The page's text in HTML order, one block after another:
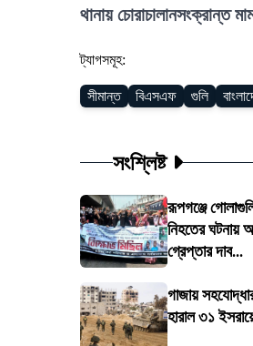
থানায় চোরাচালানসংক্রান্ত
ট্যাগসমূহ:
সীমান্ত বিএসএফ গুলি
সংশ্লিষ্ট
রূপগঞ্জে
নিহতের ঘটনায়
গ্রেপ্তার দাব...
গাজায়
হারাল ৩১